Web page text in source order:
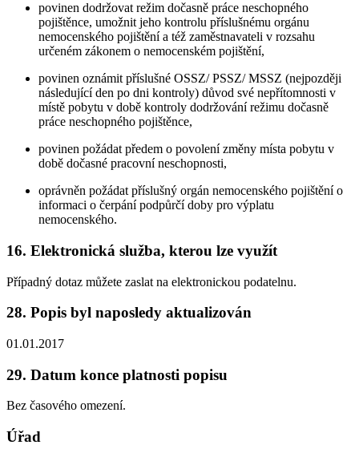
povinen dodržovat režim dočasně práce neschopného
pojištěnce, umožnit jeho kontrolu příslušnému orgánu
nemocenského pojištění a též zaměstnavateli v rozsahu
určeném zákonem o nemocenském pojištění,
povinen oznámit příslušné OSSZ/ PSSZ/ MSSZ (nejpozději
následující den po dni kontroly) důvod své nepřítomnosti v
místě pobytu v době kontroly dodržování režimu dočasně
práce neschopného pojištěnce,
povinen požádat předem o povolení změny místa pobytu v
době dočasné pracovní neschopnosti,
oprávněn požádat příslušný orgán nemocenského pojištění o
informaci o čerpání podpůrčí doby pro výplatu
nemocenského.
16. Elektronická služba, kterou lze využít
Případný dotaz můžete zaslat na elektronickou podatelnu.
28. Popis byl naposledy aktualizován
01.01.2017
29. Datum konce platnosti popisu
Bez časového omezení.
Úřad